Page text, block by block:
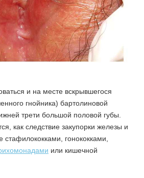
и на месте вскрывшегося
гнойника) бартолиновой
трети большой половой губы.
как следствие закупорки железы и
гонококками,
или кишечной